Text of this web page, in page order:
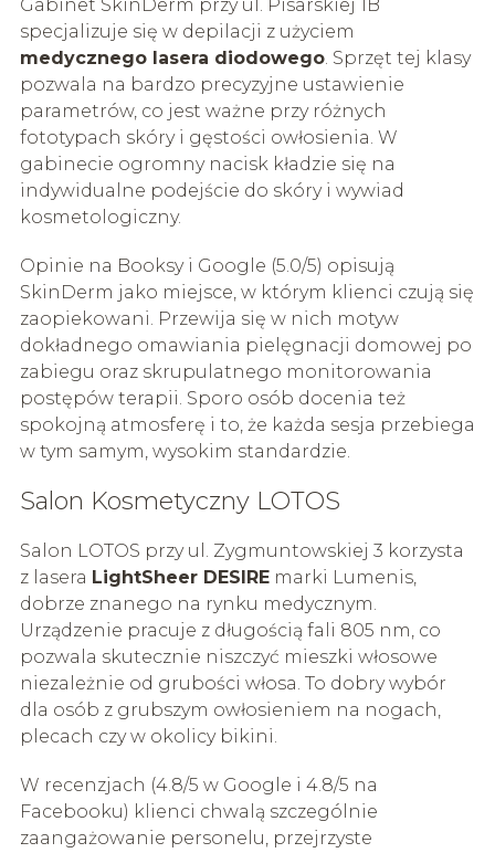
Gabinet SkinDerm przy ul. Pisarskiej 1B
specjalizuje się w depilacji z użyciem
medycznego lasera diodowego. Sprzęt tej klasy
pozwala na bardzo precyzyjne ustawienie
parametrów, co jest ważne przy różnych
fototypach skóry i gęstości owłosienia. W
gabinecie ogromny nacisk kładzie się na
indywidualne podejście do skóry i wywiad
kosmetologiczny.
Opinie na Booksy i Google (5.0/5) opisują
SkinDerm jako miejsce, w którym klienci czują się
zaopiekowani. Przewija się w nich motyw
dokładnego omawiania pielęgnacji domowej po
zabiegu oraz skrupulatnego monitorowania
postępów terapii. Sporo osób docenia też
spokojną atmosferę i to, że każda sesja przebiega
w tym samym, wysokim standardzie.
Salon Kosmetyczny LOTOS
Salon LOTOS przy ul. Zygmuntowskiej 3 korzysta
z lasera LightSheer DESIREmarki Lumenis,
dobrze znanego na rynku medycznym.
Urządzenie pracuje z długością fali 805 nm, co
pozwala skutecznie niszczyć mieszki włosowe
niezależnie od grubości włosa. To dobry wybór
dla osób z grubszym owłosieniem na nogach,
plecach czy w okolicy bikini.
W recenzjach (4.8/5 w Google i 4.8/5 na
Facebooku) klienci chwalą szczególnie
zaangażowanie personelu, przejrzyste